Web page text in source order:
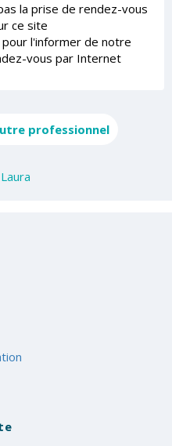
la prise de rendez-vous
ce site
l'informer de notre
vous par Internet
professionnel